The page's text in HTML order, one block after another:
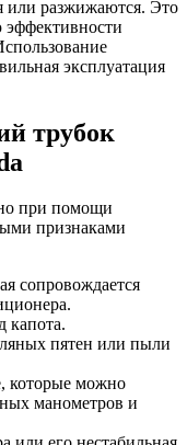
или разжижаются. Это
эксплуатация
трубок
при помощи
признаками
сопровождается
капота.
пятен или пыли
которые можно
манометров и